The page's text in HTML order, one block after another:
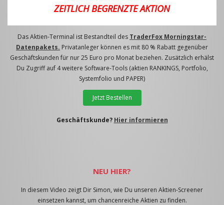
ZEITLICH BEGRENZTE AKTION
Das Aktien-Terminal ist Bestandteil des TraderFox Morningstar-
Datenpakets. Privatanleger können es mit 80 % Rabatt gegenüber
Geschäftskunden für nur 25 Euro pro Monat beziehen. Zusätzlich erhälst
Du Zugriff auf 4 weitere Software-Tools (aktien RANKINGS, Portfolio,
Systemfolio und PAPER)
Jetzt Bestellen
Geschäftskunde? Hier informieren
NEU HIER?
In diesem Video zeigt Dir Simon, wie Du unseren Aktien-Screener
einsetzen kannst, um chancenreiche Aktien zu finden.